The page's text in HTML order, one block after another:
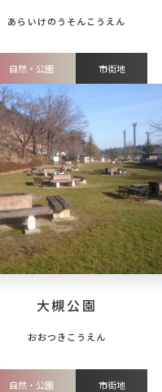
自然・公園 市街地
大槻公園
自然・公園 市街地